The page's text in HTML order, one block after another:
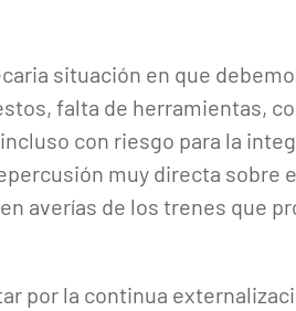
situación en que
falta de herramientas,
con riesgo para la
muy directa sobre
averías de los trenes que
por la continua